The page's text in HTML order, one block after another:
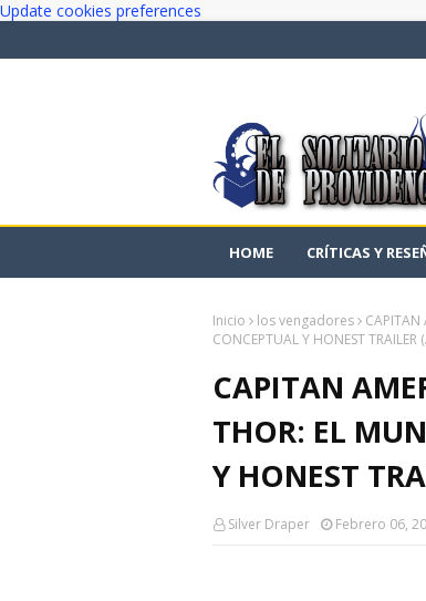
Update cookies preferences
HOME CRÍTICAS Y
Inicio los vengadores
CAPITAN
CONCEPTUAL Y HONEST
CAPITAN
THOR: EL
Y HONEST
Silver Draper Febrero 06,